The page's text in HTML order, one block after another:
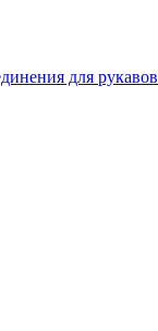
для рукавов